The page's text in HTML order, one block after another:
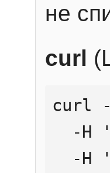
не
curl
curl -